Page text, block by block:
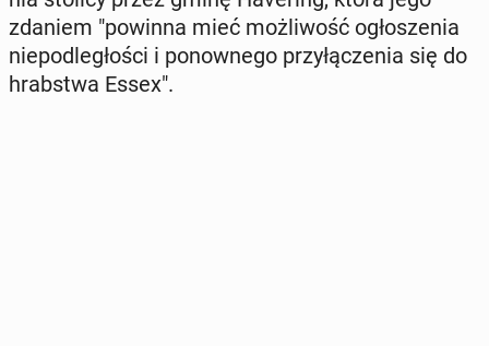
zdaniem "powinna mieć moż­li­wość ogło­sze­nia
nie­pod­le­gło­ści i po­now­ne­go przy­łą­cze­nia się do
hrab­stwa Essex".